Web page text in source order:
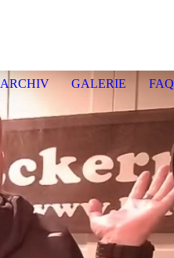
ARCHIV GALERIE FAQ